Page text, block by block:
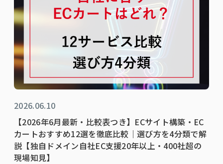
2026.06.10
【2026年6月最新・比較表つき】ECサイト構築・EC
カートおすすめ12選を徹底比較｜選び方を4分類で解
説【独自ドメイン自社EC支援20年以上・400社超の
現場知見】